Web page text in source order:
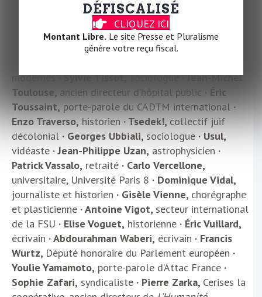
de l’Union juive française pour la paix (UJFP)
Alessandro Stella,historien· Barbara Stiegler,
philosophe· Didier Super,humoriste· Jacques
biologiste· Julien Théry,historien
modernes·Sylvie Tissot, sociologue· Jean-Michel
Toulouse, ancien directeur d’hôpital public · Éric
Toussaint,porte-parole du CADTM international ·
Enzo Traverso,historien· Tsedek!,collectif juif
décolonial · Georges Ubbiali, sociologue · Usul,
vidéaste · Jean-Philippe Uzan, astrophysicien ·
Patrick Vassalo, retraité · Carlo Vercellone,
universitaire, Université Paris 8 · Dominique Vidal,
journaliste et historien · Gisèle Vienne, chorégraphe
et plasticienne · Antoine Vigot, secteur international
de la FSU · Elise Voguet, historienne · Éric Vuillard,
écrivain · Abdourahman Waberi, écrivain · Francis
Wurtz, Député honoraire du Parlement européen ·
Youlie Yamamoto, porte-parole d’Attac France ·
Sophie Zafari, syndicaliste · Pierre Zarka, Cerises la
DÉFISCALISÉ
CLIQUEZ ICI
Montant Libre. Le site Presse et Pluralisme
génère votre reçu fiscal.